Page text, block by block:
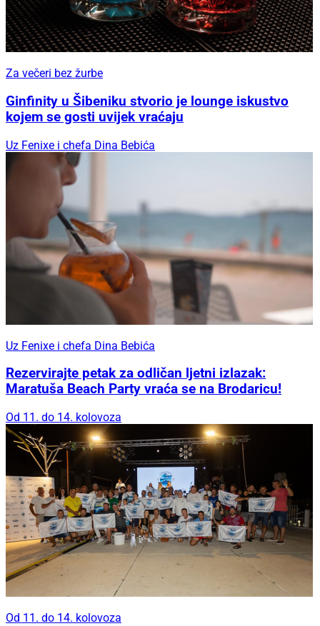
Za večeri bez žurbe
Ginfinity u Šibeniku stvorio je lounge iskustvo
kojem se gosti uvijek vraćaju
Uz Fenixe i chefa Dina Bebića
Uz Fenixe i chefa Dina Bebića
Rezervirajte petak za odličan ljetni izlazak:
Maratuša Beach Party vraća se na Brodaricu!
Od 11. do 14. kolovoza
Od 11. do 14. kolovoza